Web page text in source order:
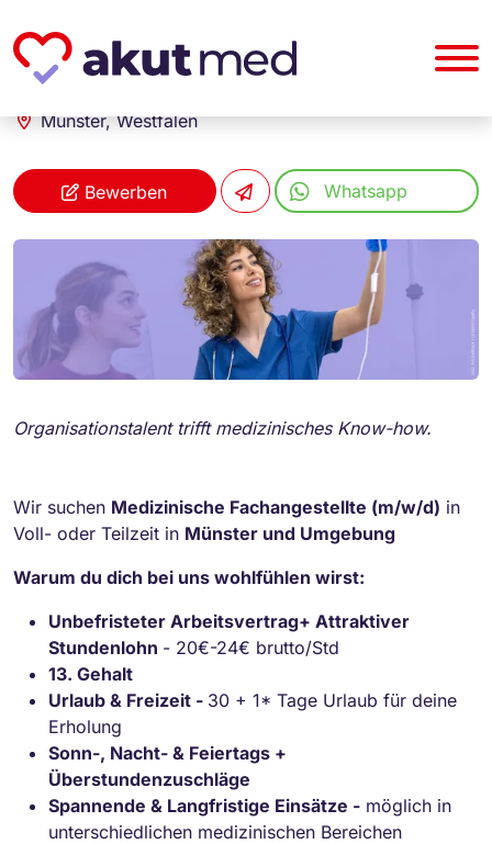
akut... Medizinische Personallogistik GmbH
Medizinische Fachangestellte / MFA (m/w/d)
Münster, Westfalen
Bewerben Whatsapp
Organisationstalent trifft medizinisches Know-how.
Wir suchen Medizinische Fachangestellte (m/w/d) in
Voll- oder Teilzeit in Münster und Umgebung
Warum du dich bei uns wohlfühlen wirst:
Unbefristeter Arbeitsvertrag+ Attraktiver
Stundenlohn - 20€-24€ brutto/Std
13. Gehalt
Urlaub & Freizeit - 30 + 1* Tage Urlaub für deine
Erholung
Sonn-, Nacht- & Feiertags +
Überstundenzuschläge
Spannende & Langfristige Einsätze - möglich in
unterschiedlichen medizinischen Bereichen